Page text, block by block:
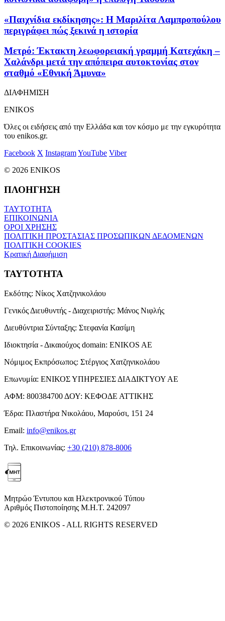
«Παιχνίδια εκδίκησης»: Η Μαριλίτα Λαμπροπούλου
περιγράφει πώς ξεκινά η ιστορία
Μετρό: Έκτακτη λεωφορειακή γραμμή Κατεχάκη –
Χαλάνδρι μετά την απόπειρα αυτοκτονίας στον
σταθμό «Εθνική Άμυνα»
ΔΙΑΦΗΜΙΣΗ
ENIKOS
Όλες οι ειδήσεις από την Ελλάδα και τον κόσμο με την εγκυρότητα
του enikos.gr.
Facebook X InstagramYouTube Viber
© 2026 ENIKOS
ΠΛΟΗΓΗΣΗ
ΤΑΥΤΟΤΗΤΑ
ΕΠΙΚΟΙΝΩΝΙΑ
ΟΡΟΙ ΧΡΗΣΗΣ
ΠΟΛΙΤΙΚΗ ΠΡΟΣΤΑΣΙΑΣ ΠΡΟΣΩΠΙΚΩΝ ΔΕΔΟΜΕΝΩΝ
ΠΟΛΙΤΙΚΗ COOKIES
Κρατική Διαφήμιση
ΤΑΥΤΟΤΗΤΑ
Εκδότης: Νίκος Χατζηνικολάου
Γενικός Διευθυντής - Διαχειριστής: Μάνος Νιφλής
Διευθύντρια Σύνταξης: Στεφανία Κασίμη
Ιδιοκτησία - Δικαιούχος domain: ENIKOS AE
Νόμιμος Εκπρόσωπος: Στέργιος Χατζηνικολάου
Επωνυμία: ΕΝΙΚΟΣ ΥΠΗΡΕΣΙΕΣ ΔΙΑΔΙΚΤΥΟΥ ΑΕ
ΑΦΜ: 800384700 ΔΟΥ: ΚΕΦΟΔΕ ΑΤΤΙΚΗΣ
Έδρα: Πλαστήρα Νικολάου, Μαρούσι, 151 24
Email: info@enikos.gr
Τηλ. Επικοινωνίας: +30 (210) 878-8006
Μητρώο Έντυπου και Ηλεκτρονικού Τύπου
Αριθμός Πιστοποίησης Μ.Η.Τ. 242097
© 2026 ENIKOS - ALL RIGHTS RESERVED